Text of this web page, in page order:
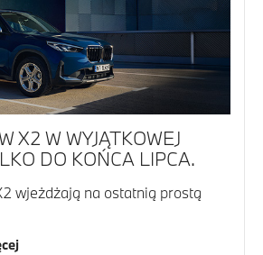
X2 W WYJĄTKOWEJ
DO KOŃCA LIPCA.
wjeżdżają na ostatnią prostą